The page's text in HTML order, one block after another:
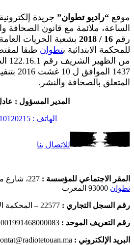
موقع “راديو تطوان” جريدة
الساعة، ملائمة مع قانون
رقم 16 / 2018
بشعبة الحريات العامة
للمحكمة الابتدائية بتطوان
المتعلق بالصحافة والنشر.
المدير المسؤول :
الهاتف : 0610120215
للاتصال بنا
المقر الاجتماعي للمؤسسة : 227، شارع محمد بنونة، الطويلع –
تطوان
رقم السجل التجاري : 22577 – المحكمة الابتدائية بتطوان
رقم التعريف الموحد : 001991468000083
البريد الإلكتروني :